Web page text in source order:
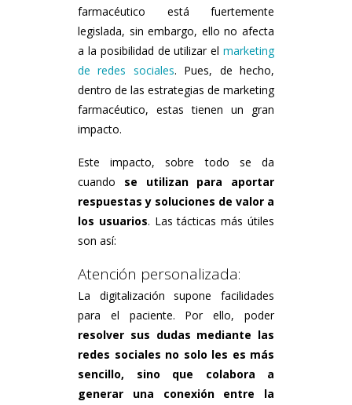
farmacéutico está fuertemente
legislada, sin embargo, ello no afecta
a la posibilidad de utilizar el marketing
de redes sociales. Pues, de hecho,
dentro de las estrategias de marketing
farmacéutico, estas tienen un gran
impacto.
Este impacto, sobre todo se da
cuando se utilizan para aportar
respuestas y soluciones de valor a
los usuarios. Las tácticas más útiles
son así:
Atención personalizada:
La digitalización supone facilidades
para el paciente. Por ello, poder
resolver sus dudas mediante las
redes sociales no solo les es más
sencillo, sino que colabora a
generar una conexión entre la